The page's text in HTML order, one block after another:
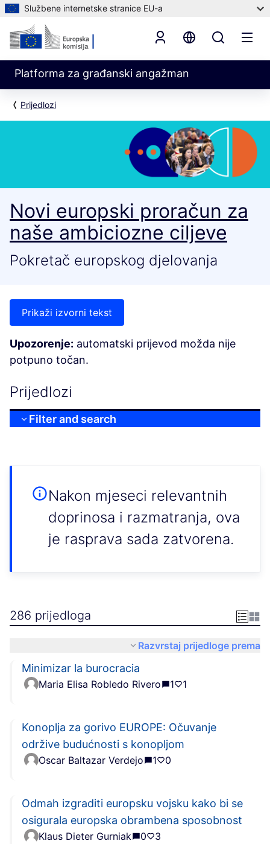
Službene internetske stranice EU-a
Platforma za građanski angažman
Prijedlozi
Novi europski proračun za
naše ambiciozne ciljeve
Pokretač europskog djelovanja
Prikaži izvorni tekst
Upozorenje: automatski prijevod možda nije
potpuno točan.
Prijedlozi
Filter and search
Nakon mjeseci relevantnih
doprinosa i razmatranja, ova
je rasprava sada zatvorena.
286 prijedloga
Razvrstaj prijedloge prema
Minimizar la burocracia
Maria Elisa Robledo Rivero 1 1
Konoplja za gorivo EUROPE: Očuvanje
održive budućnosti s konopljom
Oscar Baltazar Verdejo 1 0
Odmah izgraditi europsku vojsku kako bi se
osigurala europska obrambena sposobnost
Klaus Dieter Gurniak 0 3